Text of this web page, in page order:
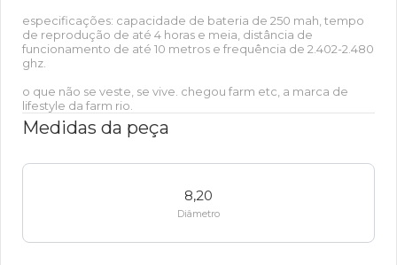
especificações: capacidade de bateria de 250 mah, tempo
de reprodução de até 4 horas e meia, distância de
funcionamento de até 10 metros e frequência de 2.402-2.480
ghz.
o que não se veste, se vive. chegou farm etc, a marca de
lifestyle da farm rio.
Medidas da peça
8,20
Diâmetro